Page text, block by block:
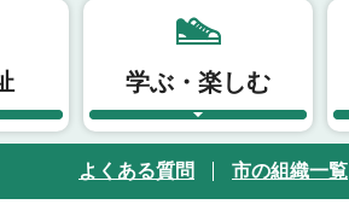
学ぶ・楽しむ
よくある質問 市の組織一覧